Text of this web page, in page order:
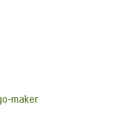
maker